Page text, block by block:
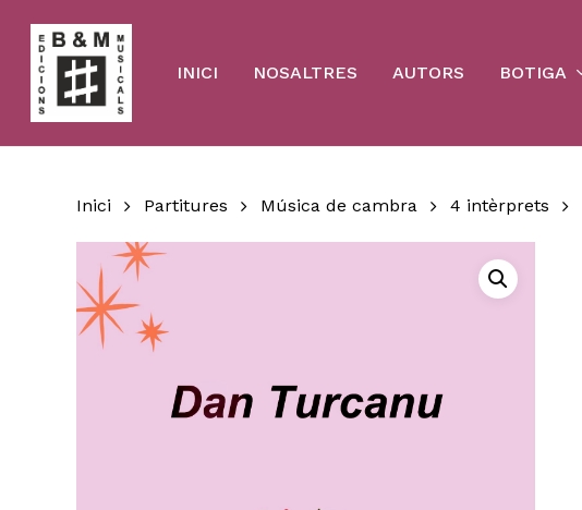
main
content
INICI NOSALTRES AUTORS BOTIGA
Inici Partitures Música de cambra 4 intèrprets